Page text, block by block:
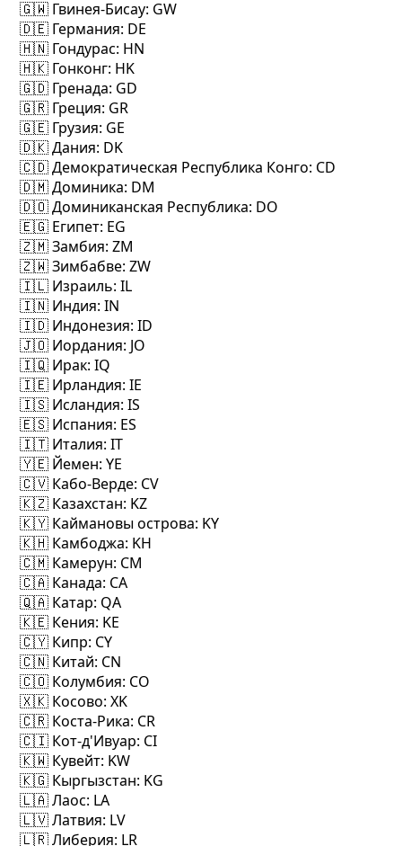
🇬🇼 Гвинея-Бисау: GW
🇩🇪 Германия: DE
🇭🇳 Гондурас: HN
🇭🇰 Гонконг: HK
🇬🇩 Гренада: GD
🇬🇷 Греция: GR
🇬🇪 Грузия: GE
🇩🇰 Дания: DK
🇨🇩 Демократическая Республика Конго: CD
🇩🇲 Доминика: DM
🇩🇴 Доминиканская Республика: DO
🇪🇬 Египет: EG
🇿🇲 Замбия: ZM
🇿🇼 Зимбабве: ZW
🇮🇱 Израиль: IL
🇮🇳 Индия: IN
🇮🇩 Индонезия: ID
🇯🇴 Иордания: JO
🇮🇶 Ирак: IQ
🇮🇪 Ирландия: IE
🇮🇸 Исландия: IS
🇪🇸 Испания: ES
🇮🇹 Италия: IT
🇾🇪 Йемен: YE
🇨🇻 Кабо-Верде: CV
🇰🇿 Казахстан: KZ
🇰🇾 Каймановы острова: KY
🇰🇭 Камбоджа: KH
🇨🇲 Камерун: CM
🇨🇦 Канада: CA
🇶🇦 Катар: QA
🇰🇪 Кения: KE
🇨🇾 Кипр: CY
🇨🇳 Китай: CN
🇨🇴 Колумбия: CO
🇽🇰 Косово: XK
🇨🇷 Коста-Рика: CR
🇨🇮 Кот-д'Ивуар: CI
🇰🇼 Кувейт: KW
🇰🇬 Кыргызстан: KG
🇱🇦 Лаос: LA
🇱🇻 Латвия: LV
🇱🇷 Либерия: LR